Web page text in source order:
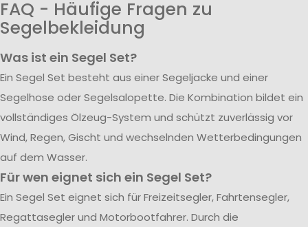
FAQ - Häufige Fragen zu
Segelbekleidung
Was ist ein Segel Set?
Ein Segel Set besteht aus einer Segeljacke und einer
Segelhose oder Segelsalopette. Die Kombination bildet ein
vollständiges Ölzeug-System und schützt zuverlässig vor
Wind, Regen, Gischt und wechselnden Wetterbedingungen
auf dem Wasser.
Für wen eignet sich ein Segel Set?
Ein Segel Set eignet sich für Freizeitsegler, Fahrtensegler,
Regattasegler und Motorbootfahrer. Durch die